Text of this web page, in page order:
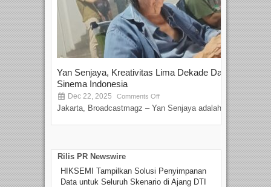
Yan Senjaya, Kreativitas Lima Dekade Dalam
Sinema Indonesia
Dec 22, 2025 Comments Off
Jakarta, Broadcastmagz – Yan Senjaya adalah...
Rilis PR Newswire
HIKSEMI Tampilkan Solusi Penyimpanan
Data untuk Seluruh Skenario di Ajang DTI